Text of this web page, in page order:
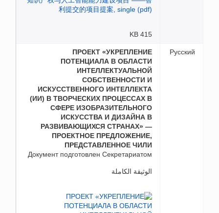
415 KB
Русский
ПРОЕКТ «УКРЕПЛЕНИЕ
ПОТЕНЦИАЛА В ОБЛАСТИ
ИНТЕЛЛЕКТУАЛЬНОЙ
СОБСТВЕННОСТИ И
ИСКУССТВЕННОГО ИНТЕЛЛЕКТА
(ИИ) В ТВОРЧЕСКИХ ПРОЦЕССАХ В
СФЕРЕ ИЗОБРАЗИТЕЛЬНОГО
ИСКУССТВА И ДИЗАЙНА В
РАЗВИВАЮЩИХСЯ СТРАНАХ» —
ПРОЕКТНОЕ ПРЕДЛОЖЕНИЕ,
ПРЕДСТАВЛЕННОЕ ЧИЛИ
Документ подготовлен Секретариатом
الوثيقة الكاملة